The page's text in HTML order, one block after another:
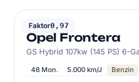
Faktor0,97
OPEL
Opel Frontera
GS Hybrid 107kw (145 PS) 6-
48 Mon. 5.000 km/J Benzin